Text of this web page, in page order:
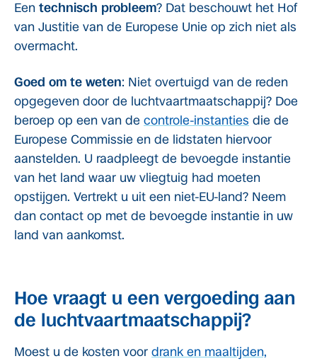
Een technisch probleem? Dat beschouwt het Hof
van Justitie van de Europese Unie op zich niet als
overmacht.
Goed om te weten: Niet overtuigd van de reden
opgegeven door de luchtvaartmaatschappij? Doe
beroep op een van de controle-instanties die de
Europese Commissie en de lidstaten hiervoor
aanstelden. U raadpleegt de bevoegde instantie
van het land waar uw vliegtuig had moeten
opstijgen. Vertrekt u uit een niet-EU-land? Neem
dan contact op met de bevoegde instantie in uw
land van aankomst.
Hoe vraagt u een vergoeding aan
de luchtvaartmaatschappij?
Moest u de kosten voor drank en maaltijden,